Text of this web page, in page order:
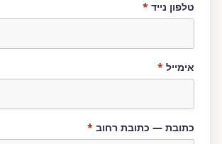
טלפון נייד *חובה
אימייל *חובה
כתובת — כתובת רחוב *חובה